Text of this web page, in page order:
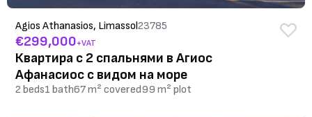
Agios Athanasios, Limassol23785
€299,000+VAT
Квартира с 2 спальнями в Агиос
Афанасиос с видом на море
2 beds1 bath67 m² covered99 m² plot